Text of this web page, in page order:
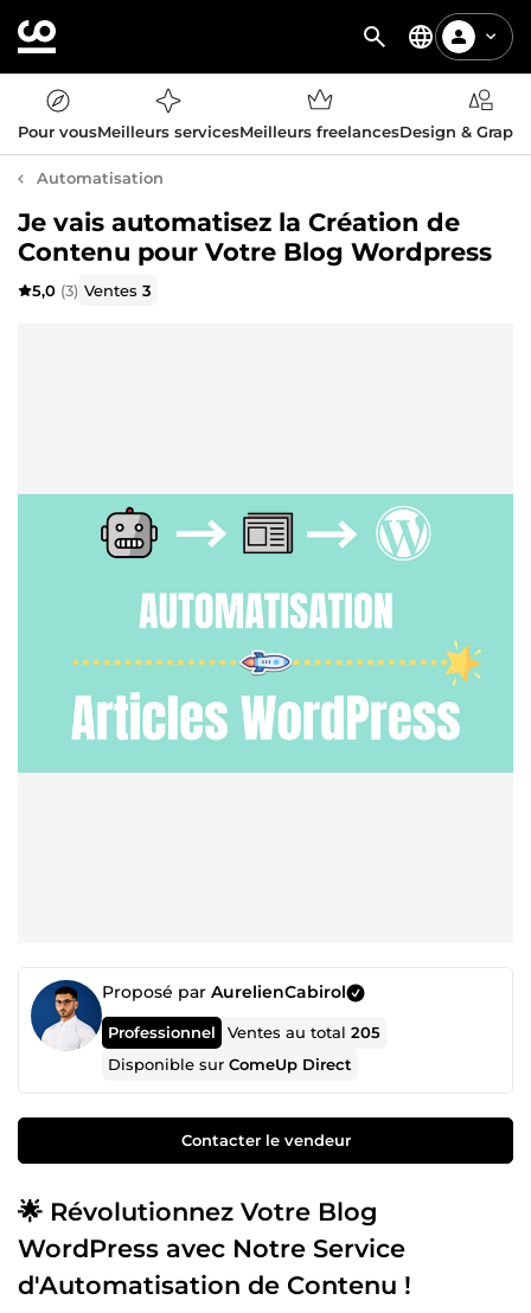
Pour vousMeilleurs servicesMeilleurs freelancesDesign &
Automatisation
Je vais automatisez la Création de
Contenu pour Votre Blog Wordpress
5,0 (3) Ventes3
Proposé par AurelienCabirol
Professionnel Ventes au total205
Disponible surComeUp Direct
Contacter le vendeur
🌟 Révolutionnez Votre Blog
WordPress avec Notre Service
d'Automatisation de Contenu !